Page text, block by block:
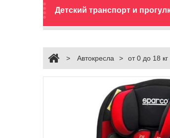
Детский транспорт и
> Автокресла > от 0 до 18 кг